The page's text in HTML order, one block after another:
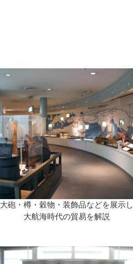
大砲・樽・穀物・装飾品などを展示し
大航海時代の貿易を解説